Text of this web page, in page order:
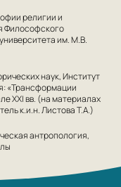
религии и
Философского
им. М.В.
наук, Институт
«Трансформации
XXI вв. (на материалах
к.и.н. Листова Т.А.)
антропология,